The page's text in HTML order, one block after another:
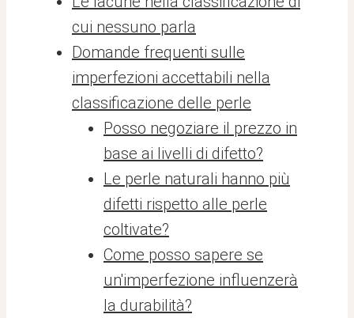
cui nessuno parla
Domande frequenti sulle
imperfezioni accettabili nella
classificazione delle perle
Posso negoziare il prezzo in
base ai livelli di difetto?
Le perle naturali hanno più
difetti rispetto alle perle
coltivate?
Come posso sapere se
un'imperfezione influenzerà
la durabilità?